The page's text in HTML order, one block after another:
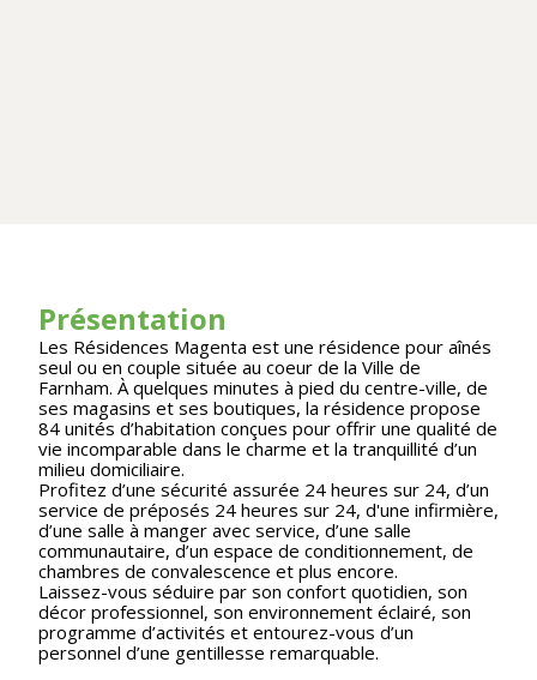
Présentation
Les Résidences Magenta est une résidence pour aînés
seul ou en couple située au coeur de la Ville de
Farnham. À quelques minutes à pied du centre-ville, de
ses magasins et ses boutiques, la résidence propose
84 unités d’habitation conçues pour offrir une qualité de
vie incomparable dans le charme et la tranquillité d’un
milieu domiciliaire.
Profitez d’une sécurité assurée 24 heures sur 24, d’un
service de préposés 24 heures sur 24, d'une infirmière,
d’une salle à manger avec service, d’une salle
communautaire, d’un espace de conditionnement, de
chambres de convalescence et plus encore.
Laissez-vous séduire par son confort quotidien, son
décor professionnel, son environnement éclairé, son
programme d’activités et entourez-vous d’un
personnel d’une gentillesse remarquable.